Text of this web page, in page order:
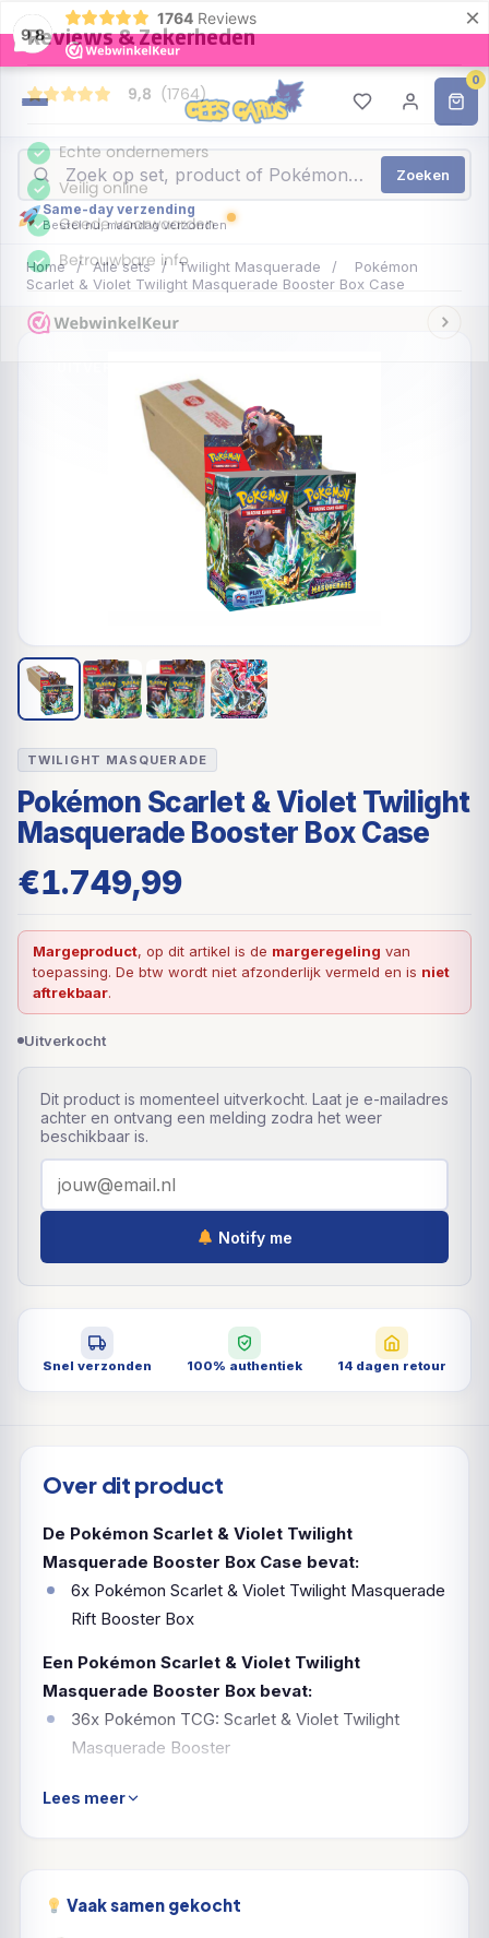
9,8
1764 Reviews ×
0
Zoeken
Same-day verzending
Bestel nu, maandag verzonden
Home / Alle sets / Twilight Masquerade /
Pokémon
Scarlet & Violet Twilight Masquerade Booster Box Case
TWILIGHT MASQUERADE
Pokémon Scarlet & Violet Twilight
Masquerade Booster Box Case
€1.749,99
Margeproduct , op dit artikel is de margeregeling van
toepassing. De btw wordt niet afzonderlijk vermeld en is niet
aftrekbaar
Uitverkocht
Dit product is momenteel uitverkocht. Laat je e-mailadres
achter en ontvang een melding zodra het weer
beschikbaar is.
Notify me
Snel verzonden 100% authentiek 14 dagen retour
Over dit product
De Pokémon Scarlet & Violet Twilight
Masquerade Booster Box Case bevat:
6x Pokémon Scarlet & Violet Twilight Masquerade
Rift Booster Box
Een Pokémon Scarlet & Violet Twilight
Masquerade Booster Box bevat:
36x Pokémon TCG: Scarlet & Violet Twilight
Masquerade Booster
Een Festival van Kattenkwaad &
Welkom in het land van Kitakami, waar mensen en
Lees meer
Vaak samen gekocht